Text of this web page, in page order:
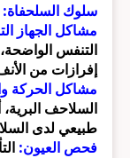
سلوك السلحفاة:
مشاكل الجهاز
التنفس
إفرازات من الأنف.
مشاكل الحركة
السلاحف
طبيعي لدى
فحص العيون: